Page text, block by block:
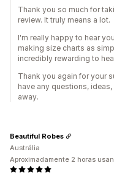
Thank you so much for
review. It truly means a lot.
I'm really happy to hear
making size charts as
incredibly rewarding to
Thank you again for your
have any questions,
away.
Beautiful Robes
Austrália
Aproximadamente 2 horas